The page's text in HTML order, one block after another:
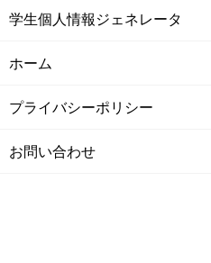
学生個人情報ジェネレータ
ホーム
プライバシーポリシー
お問い合わせ